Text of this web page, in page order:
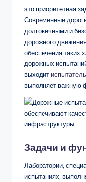
это приоритетная
Современные
долговечными и
дорожного
обеспечения таких
дорожных
выходит
выполняет важную
Задачи и
Лаборатории,
испытаниях,